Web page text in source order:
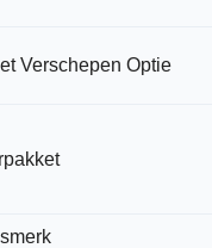
Verschepen Optie